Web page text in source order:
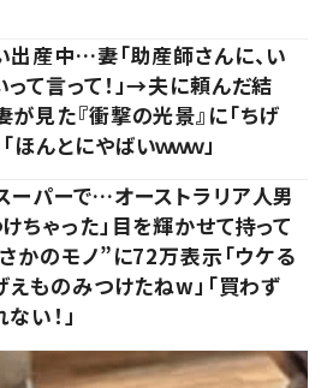
出産中…妻「助産師さんに、い
って言って！」→夫に頼んだ結
見た『衝撃の光景』に「ちげ
「ほんとにやばいｗｗｗ」
ーパーで…オーストラリア人男
ちゃった」目を輝かせて持って
かのモノ”に72万表示「ウケる
えものみつけたねw」「買わず
い！」